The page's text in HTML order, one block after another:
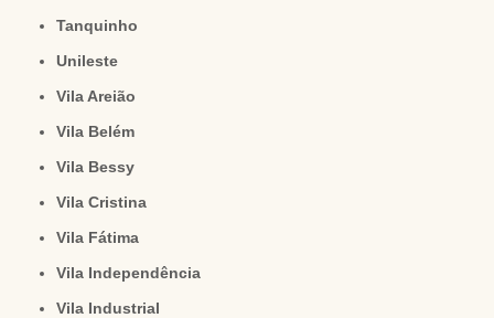
Tanquinho
Unileste
Vila Areião
Vila Belém
Vila Bessy
Vila Cristina
Vila Fátima
Vila Independência
Vila Industrial